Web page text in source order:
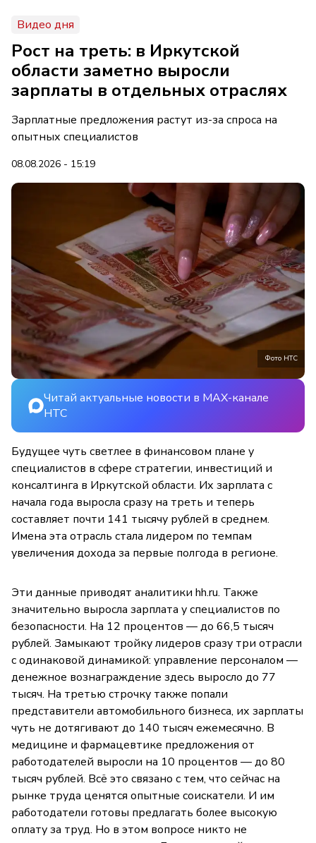
Видео дня
Рост на треть: в Иркутской
области заметно выросли
зарплаты в отдельных отраслях
Зарплатные предложения растут из-за спроса на
опытных специалистов
08.08.2026 - 15:19
Фото НТС
Читай актуальные новости в MAX-канале
НТС
Будущее чуть светлее в финансовом плане у
специалистов в сфере стратегии, инвестиций и
консалтинга в Иркутской области. Их зарплата с
начала года выросла сразу на треть и теперь
составляет почти 141 тысячу рублей в среднем.
Имена эта отрасль стала лидером по темпам
увеличения дохода за первые полгода в регионе.
Эти данные приводят аналитики hh.ru. Также
значительно выросла зарплата у специалистов по
безопасности. На 12 процентов — до 66,5 тысяч
рублей. Замыкают тройку лидеров сразу три отрасли
с одинаковой динамикой: управление персоналом —
денежное вознаграждение здесь выросло до 77
тысяч. На третью строчку также попали
представители автомобильного бизнеса, их зарплаты
чуть не дотягивают до 140 тысяч ежемесячно. В
медицине и фармацевтике предложения от
работодателей выросли на 10 процентов — до 80
тысяч рублей. Всё это связано с тем, что сейчас на
рынке труда ценятся опытные соискатели. И им
работодатели готовы предлагать более высокую
оплату за труд. Но в этом вопросе никто не